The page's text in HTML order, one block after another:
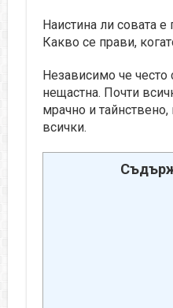
Наистина ли совата
Какво се прави,
Независимо че често
нещастна. Почти
мрачно и
всички.